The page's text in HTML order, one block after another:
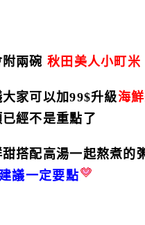
附兩碗秋田美人小町米
家可以加99$升級海
經不是重點了
搭配高湯一起熬煮的
議一定要點